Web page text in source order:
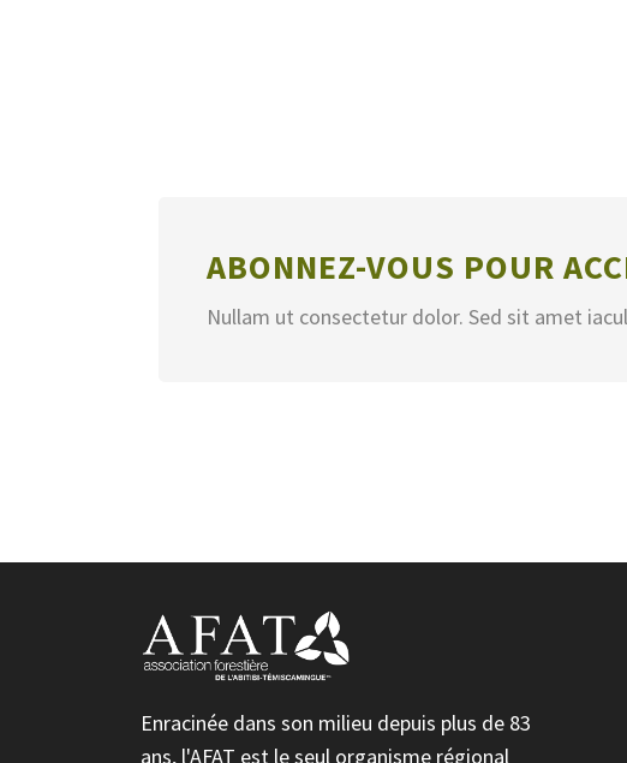
ABONNEZ-VOUS POUR
Nullam ut consectetur dolor. Sed sit amet
Enracinée dans son milieu depuis plus de 83
ans, l'AFAT est le seul organisme régional